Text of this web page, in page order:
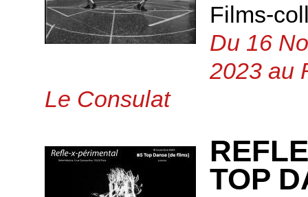
Films-
Du 16
2023 au
Le Consulat
TOP